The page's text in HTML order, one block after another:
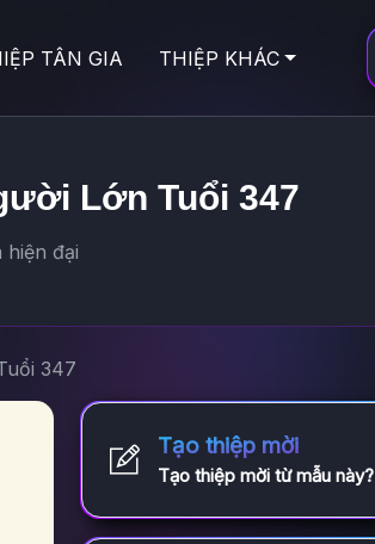
TÂN GIA THIỆP KHÁC
Lớn Tuổi 347
hiện đại
347
Tạo thiệp mời
Tạo thiệp mời từ mẫu này?